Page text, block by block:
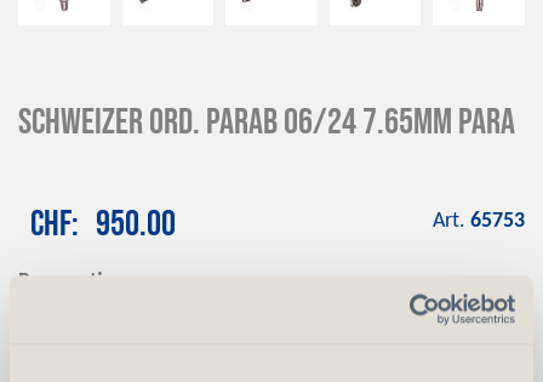
Schweizer Ord. Parab 06/24 7.65mm para
CHF 950.00
Reservation
Art. 65753